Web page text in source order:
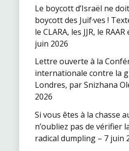
Le boycott d’Israël ne
boycott des Juif·ves !
le CLARA, les JJR, le RAAR
juin 2026
Lettre ouverte à la
internationale contre la
Londres, par Snizhana
2026
Si vous êtes à la chasse
n’oubliez pas de vérifier
radical dumpling – 7 juin